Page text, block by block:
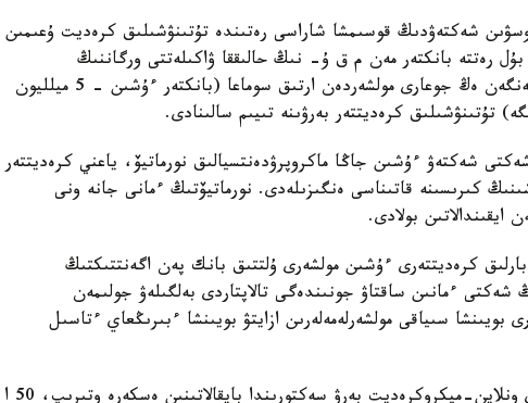
شەكتەۋدىڭ قوسىمشا شاراسى رەتىندە تۇتىنۋشىلىق كرەديت ۇعىمىن
بۇل رەتتە بانكتەر مەن م ق ۇ- نىڭ حالىققا ۋاكىلەتتى ورگاننىڭ
نورماتيۆتىك قۇقىقتىق اكتىسىندە بەلگىلەنگەن ەڭ جوعارى مولشەردەن ارتىق سوماعا (بانكتەر ءۇشىن - 5 ميلليون
شەكتەۋ ءۇشىن جاڭا ماكروپرۋدەنتسيالىق نورماتيۆ، ياعني كرەديتتەر
كىرىسىنە قاتىناسى ەنگىزىلەدى. نورماتيۆتىڭ ءمانى جانە ونى
ايقىندالاتىن بولادى.
كرەديتتەرى ءۇشىن مولشەرى ۇلتتىق بانك پەن اگەنتتىكتىڭ
ءمانىن ساقتاۋ جونىندەگى تالاپتاردى بەلگىلەۋ جولىمەن
سىياقى مولشەرلەمەلەرىن ازايتۋ بويىنشا ءبىرىڭعاي ءتاسىل